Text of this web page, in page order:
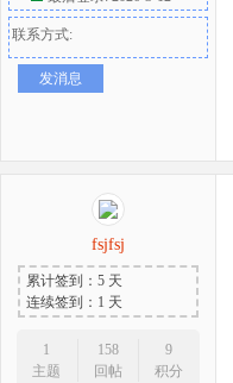
联系方式:
发消息
fsjfsj
累计签到：5 天
连续签到：1 天
1
主题
158
回帖
9
积分